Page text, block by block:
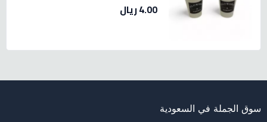
4.00 ريال
سوق الجملة في السعودية